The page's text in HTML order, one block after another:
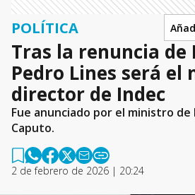
POLÍTICA
Tras la renuncia de
Pedro Lines será el
director de Indec
Fue anunciado por el ministro de
Caputo.
2 de febrero de 2026 | 20:24